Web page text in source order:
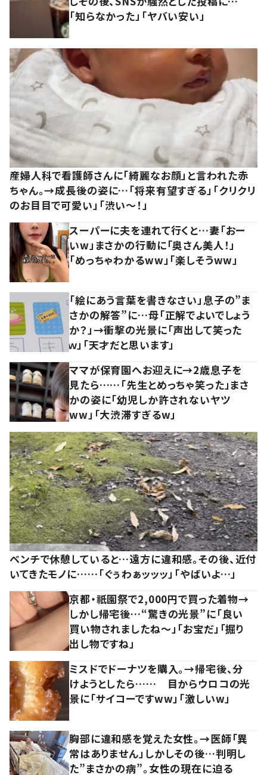
「知らなかった」「ヤバい安い」
産婦人科で看護師さんに「綺麗なお顔」と言われた赤
ちゃん。→成長後の姿に…「将来有望すぎる」「クリクリ
のお目目で可愛い」「渋い～！」
スーパーに夫を連れて行くと…妻「おー
いw」まさかの行動に「奥さん美人！」
「めっちゃわかるww」「楽しそうww」
「絵にあう言葉を書きなさい」息子の”ま
さかの解答”に…母「正解でよいでしょう
か？」→衝撃の光景に「声出して笑った
ｗ」「天才だと思います」
ママが保育園へお迎えに→2歳息子を
見たら……「先生とめっちゃ笑った」まさ
かの姿に「幼児しか許されないヤツ
ww」「大渋滞すぎるw」
ベンチで休憩していると…遠方に違和感。その後、近付
いてきたモノに……「ぐぅわぁッッッ」「やばいよ…」
京都・祇園祭で2,000円で買った着物→
しかし帰宅後…“驚きの光景”に「良い
買い物されましたね～」「お宝だ」「掘り
出し物ですね」
ミスドでドーナツを購入。→帰宅後、分
けようとしたら…… 目からウロコの光
景に「サイコーですww」「激しいw」
胸部に違和感を覚えた女性。→医師「異
常はありません」しかしその後…判明し
た”まさかの病”。女性の現在に迫る